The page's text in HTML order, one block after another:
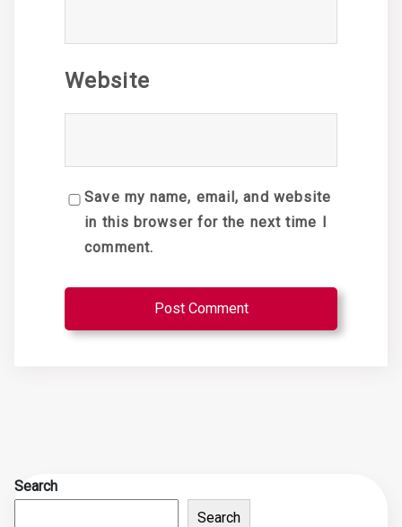
Website
Save my name, email, and website
in this browser for the next time I
comment.
Search
Search